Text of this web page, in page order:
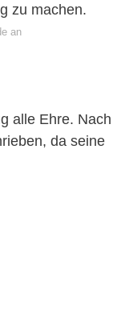
zu machen.
an
alle Ehre. Nach
da seine